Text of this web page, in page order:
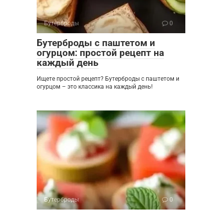
Бутерброды 0
Бутерброды с паштетом и
огурцом: простой рецепт на
каждый день
Ищете простой рецепт? Бутерброды с паштетом и
огурцом – это классика на каждый день!
Бутерброды 0